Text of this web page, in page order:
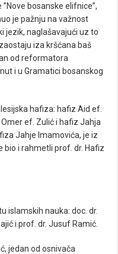
bosanske elifnice”,
je pažnju na važnost
jezik, naglašavajući uz to
iza kršćana baš
od reformatora
i u Gramatici bosanskog
hafiza: hafiz Aid ef.
ef. Zulić i hafiz Jahja
Jahje Imamovića, je iz
bio i rahmetli prof. dr. Hafiz
islamskih nauka: doc. dr.
i prof. dr. Jusuf Ramić.
jedan od osnivača